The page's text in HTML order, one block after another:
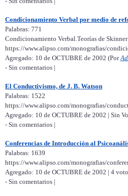
Condicionamiento Verbal por medio de
Palabras: 771
Condicionamiento Verbal.Teorías de
https://www.alipso.com/monografias/
Agregado: 10 de OCTUBRE de 2002 (Por
- Sin comentarios |
El Conductivismo, de J. B. Watson
Palabras: 1522
https://www.alipso.com/monografias/
Agregado: 10 de OCTUBRE de 2002 | Sin
- Sin comentarios |
Conferencias de Introducción al
Palabras: 1639
https://www.alipso.com/monografias/
Agregado: 10 de OCTUBRE de 2002 | 4
- Sin comentarios |